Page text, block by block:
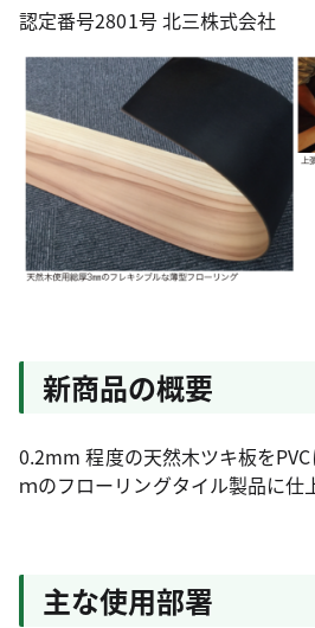
認定番号2801号 北三株式会社
新商品の概要
0.2mm 程度の天然木ツキ板を
ｍのフローリングタイル製品に仕
主な使用部署